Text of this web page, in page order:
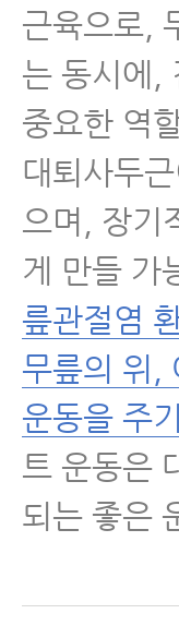
근육으로,
는 동시에,
중요한 역
대퇴사두
으며, 장기
게 만들 가
릎관절염
무릎의 위,
운동을 주
트 운동은
되는 좋은